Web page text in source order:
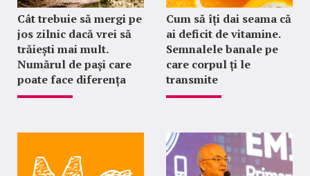
Cât trebuie să mergi pe
jos zilnic dacă vrei să
trăiești mai mult.
Numărul de pași care
poate face diferența
Cum să îți dai seama că
ai deficit de vitamine.
Semnalele banale pe
care corpul ți le
transmite